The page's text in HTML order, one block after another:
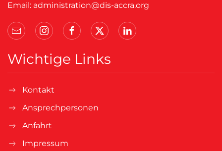
Email: administration@dis-accra.org
Wichtige Links
Kontakt
Ansprechpersonen
Anfahrt
Impressum